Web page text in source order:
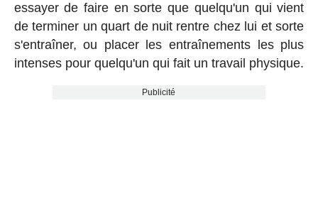
essayer de faire en sorte que quelqu'un qui vient
de terminer un quart de nuit rentre chez lui et sorte
s'entraîner, ou placer les entraînements les plus
intenses pour quelqu'un qui fait un travail physique.
Publicité